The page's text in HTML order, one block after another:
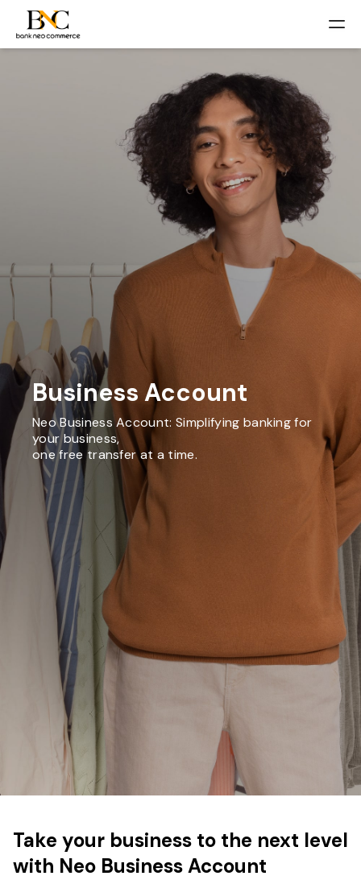
Business Account
Neo Business Account: Simplifying banking for
your business,
one free transfer at a time.
Take your business to the next level
with Neo Business Account